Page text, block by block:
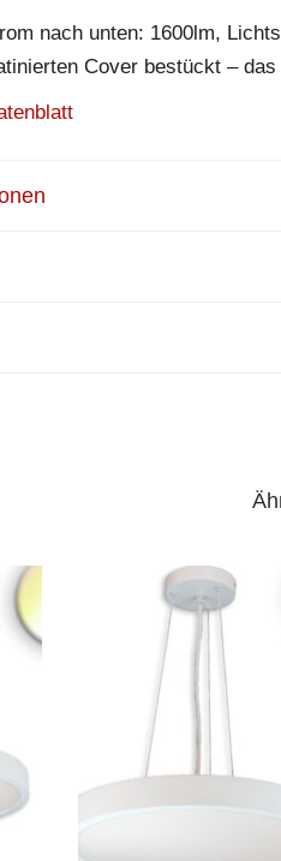
nach unten: 1600lm,
Cover bestückt –